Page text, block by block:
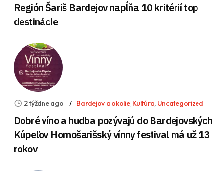
Región Šariš Bardejov napĺňa 10 kritérií top
destinácie
2 týždne ago Bardejov a okolie,Kultúra, Uncategorized
Dobré víno a hudba pozývajú do Bardejovských
Kúpeľov Hornošarišský vínny festival má už 13
rokov